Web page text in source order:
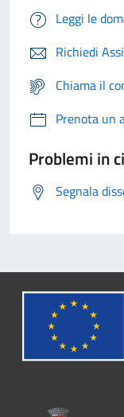
Leggi le
Richiedi
Chiama il
Prenota un
Problemi in
Segnala